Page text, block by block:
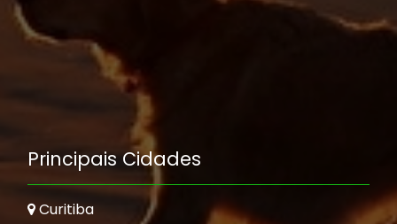
Principais Cidades
Curitiba